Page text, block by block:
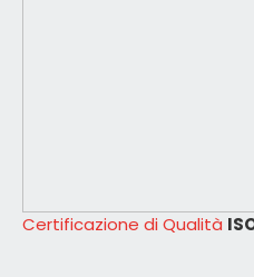
Certificazione di Qualità